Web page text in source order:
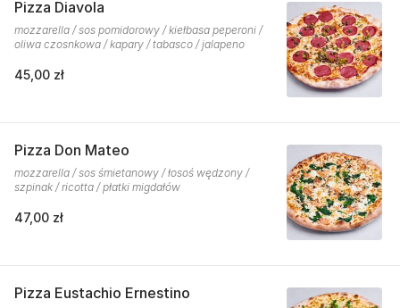
Pizza Diavola
mozzarella / sos pomidorowy / kiełbasa peperoni /
oliwa czosnkowa / kapary / tabasco / jalapeno
45,00 zł
Pizza Don Mateo
mozzarella / sos śmietanowy / łosoś wędzony /
szpinak / ricotta / płatki migdałów
47,00 zł
Pizza Eustachio Ernestino